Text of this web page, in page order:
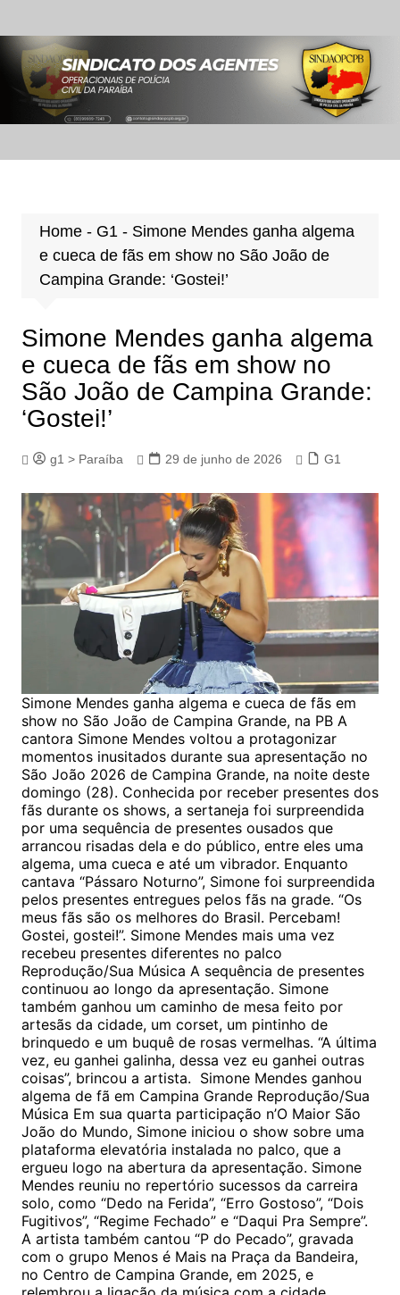
para
conteúdo
Home- G1 - Simone Mendes ganha algema
e cueca de fãs em show no São João de
Campina Grande: ‘Gostei!’
Simone Mendes ganha algema
e cueca de fãs em show no
São João de Campina Grande:
‘Gostei!’
g1 > Paraíba 29 de junho de 2026 G1
Simone Mendes ganha algema e cueca de fãs em
show no São João de Campina Grande, na PB A
cantora Simone Mendes voltou a protagonizar
momentos inusitados durante sua apresentação no
São João 2026 de Campina Grande, na noite deste
domingo (28). Conhecida por receber presentes dos
fãs durante os shows, a sertaneja foi surpreendida
por uma sequência de presentes ousados que
arrancou risadas dela e do público, entre eles uma
algema, uma cueca e até um vibrador. Enquanto
cantava “Pássaro Noturno”, Simone foi surpreendida
pelos presentes entregues pelos fãs na grade. “Os
meus fãs são os melhores do Brasil. Percebam!
Gostei, gostei!”. Simone Mendes mais uma vez
recebeu presentes diferentes no palco
Reprodução/Sua Música A sequência de presentes
continuou ao longo da apresentação. Simone
também ganhou um caminho de mesa feito por
artesãs da cidade, um corset, um pintinho de
brinquedo e um buquê de rosas vermelhas. “A última
vez, eu ganhei galinha, dessa vez eu ganhei outras
coisas”, brincou a artista. Simone Mendes ganhou
algema de fã em Campina Grande Reprodução/Sua
Música Em sua quarta participação n’O Maior São
João do Mundo, Simone iniciou o show sobre uma
plataforma elevatória instalada no palco, que a
ergueu logo na abertura da apresentação. Simone
Mendes reuniu no repertório sucessos da carreira
solo, como “Dedo na Ferida”, “Erro Gostoso”, “Dois
Fugitivos”, “Regime Fechado” e “Daqui Pra Sempre”.
A artista também cantou “P do Pecado”, gravada
com o grupo Menos é Mais na Praça da Bandeira,
no Centro de Campina Grande, em 2025, e